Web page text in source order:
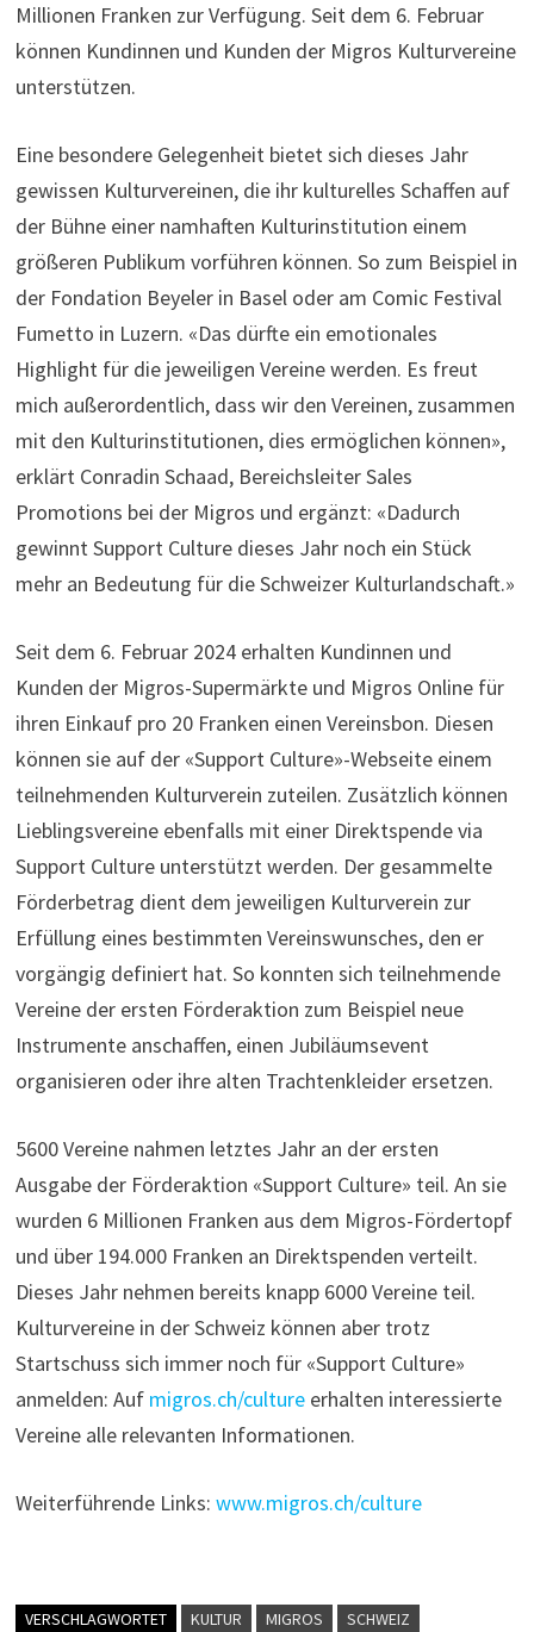
Millionen Franken zur Verfügung. Seit dem 6. Februar
können Kundinnen und Kunden der Migros Kulturvereine
unterstützen.
Eine besondere Gelegenheit bietet sich dieses Jahr
gewissen Kulturvereinen, die ihr kulturelles Schaffen auf
der Bühne einer namhaften Kulturinstitution einem
größeren Publikum vorführen können. So zum Beispiel in
der Fondation Beyeler in Basel oder am Comic Festival
Fumetto in Luzern. «Das dürfte ein emotionales
Highlight für die jeweiligen Vereine werden. Es freut
mich außerordentlich, dass wir den Vereinen, zusammen
mit den Kulturinstitutionen, dies ermöglichen können»,
erklärt Conradin Schaad, Bereichsleiter Sales
Promotions bei der Migros und ergänzt: «Dadurch
gewinnt Support Culture dieses Jahr noch ein Stück
mehr an Bedeutung für die Schweizer Kulturlandschaft.»
Seit dem 6. Februar 2024 erhalten Kundinnen und
Kunden der Migros-Supermärkte und Migros Online für
ihren Einkauf pro 20 Franken einen Vereinsbon. Diesen
können sie auf der «Support Culture»-Webseite einem
teilnehmenden Kulturverein zuteilen. Zusätzlich können
Lieblingsvereine ebenfalls mit einer Direktspende via
Support Culture unterstützt werden. Der gesammelte
Förderbetrag dient dem jeweiligen Kulturverein zur
Erfüllung eines bestimmten Vereinswunsches, den er
vorgängig definiert hat. So konnten sich teilnehmende
Vereine der ersten Förderaktion zum Beispiel neue
Instrumente anschaffen, einen Jubiläumsevent
organisieren oder ihre alten Trachtenkleider ersetzen.
5600 Vereine nahmen letztes Jahr an der ersten
Ausgabe der Förderaktion «Support Culture» teil. An sie
wurden 6 Millionen Franken aus dem Migros-Fördertopf
und über 194.000 Franken an Direktspenden verteilt.
Dieses Jahr nehmen bereits knapp 6000 Vereine teil.
Kulturvereine in der Schweiz können aber trotz
Startschuss sich immer noch für «Support Culture»
anmelden: Auf migros.ch/culture erhalten interessierte
Vereine alle relevanten Informationen.
Weiterführende Links:www.migros.ch/culture
VERSCHLAGWORTET KULTUR MIGROS SCHWEIZ